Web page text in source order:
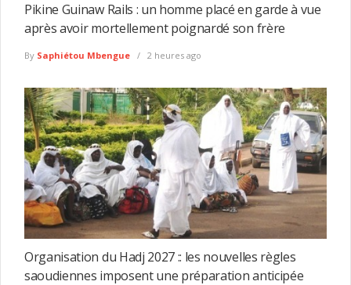
Pikine Guinaw Rails : un homme placé en garde à vue
après avoir mortellement poignardé son frère
By Saphiétou Mbengue 2 heures ago
Organisation du Hadj 2027 :: les nouvelles règles
saoudiennes imposent une préparation anticipée